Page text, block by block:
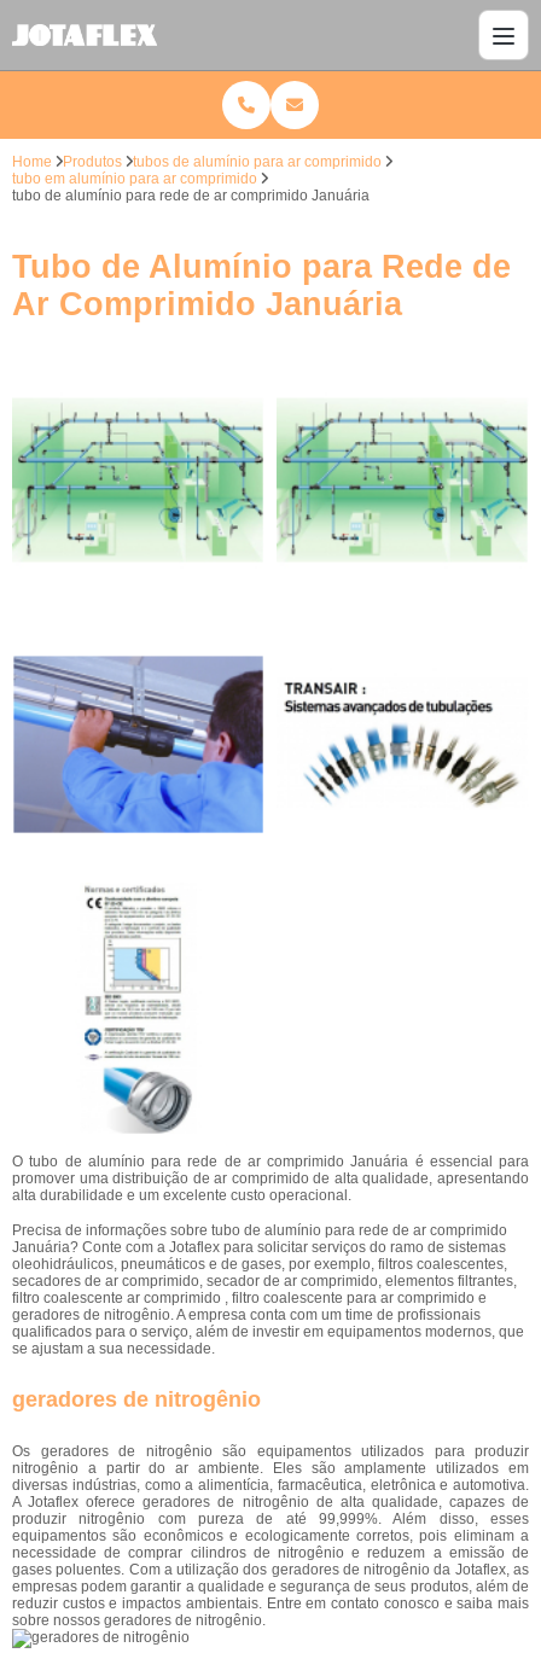
Home Produtos
tubos de alumínio para ar comprimido
tubo em alumínio para ar comprimido
tubo de alumínio para rede de ar comprimido Januária
Tubo de Alumínio para Rede de
Ar Comprimido Januária
O tubo de alumínio para rede de ar comprimido Januária é essencial para
promover uma distribuição de ar comprimido de alta qualidade, apresentando
alta durabilidade e um excelente custo operacional.
Precisa de informações sobre tubo de alumínio para rede de ar comprimido
Januária? Conte com a Jotaflex para solicitar serviços do ramo de sistemas
oleohidráulicos, pneumáticos e de gases, por exemplo, filtros coalescentes,
secadores de ar comprimido, secador de ar comprimido, elementos filtrantes,
filtro coalescente ar comprimido , filtro coalescente para ar comprimido e
geradores de nitrogênio. A empresa conta com um time de profissionais
qualificados para o serviço, além de investir em equipamentos modernos, que
se ajustam a sua necessidade.
geradores de nitrogênio
Os geradores de nitrogênio são equipamentos utilizados para produzir
nitrogênio a partir do ar ambiente. Eles são amplamente utilizados em
diversas indústrias, como a alimentícia, farmacêutica, eletrônica e automotiva.
A Jotaflex oferece geradores de nitrogênio de alta qualidade, capazes de
produzir nitrogênio com pureza de até 99,999%. Além disso, esses
equipamentos são econômicos e ecologicamente corretos, pois eliminam a
necessidade de comprar cilindros de nitrogênio e reduzem a emissão de
gases poluentes. Com a utilização dos geradores de nitrogênio da Jotaflex, as
empresas podem garantir a qualidade e segurança de seus produtos, além de
reduzir custos e impactos ambientais. Entre em contato conosco e saiba mais
sobre nossos geradores de nitrogênio.